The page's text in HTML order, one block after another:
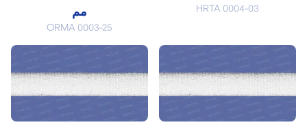
مم
ORMA 0003-25
HRTA 0004-03